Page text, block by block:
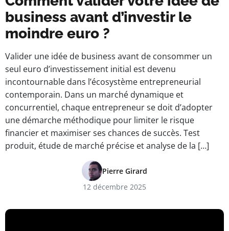
business avant d’investir le
moindre euro ?
Valider une idée de business avant de consommer un
seul euro d’investissement initial est devenu
incontournable dans l’écosystème entrepreneurial
contemporain. Dans un marché dynamique et
concurrentiel, chaque entrepreneur se doit d’adopter
une démarche méthodique pour limiter le risque
financier et maximiser ses chances de succès. Test
produit, étude de marché précise et analyse de la […]
Pierre Girard
12 décembre 2025